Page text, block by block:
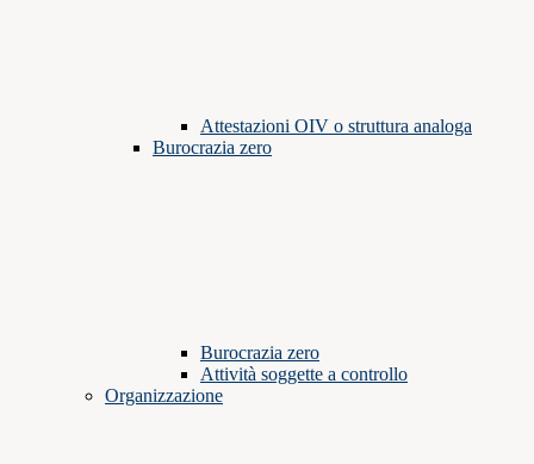
Attestazioni OIV o struttura analoga
Burocrazia zero
Burocrazia zero
Attività soggette a controllo
Organizzazione